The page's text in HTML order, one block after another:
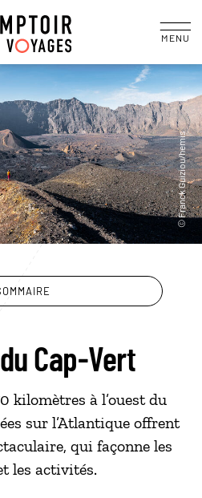
MENU
Cap-Vert
kilomètres à l’ouest du
sur l’Atlantique offrent
qui façonne les
les activités.